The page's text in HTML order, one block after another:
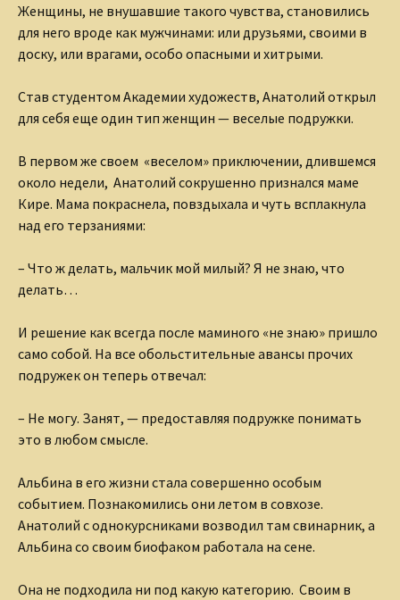
Женщины, не внушавшие такого чувства, становились
для него вроде как мужчинами: или друзьями, своими в
доску, или врагами, особо опасными и хитрыми.
Став студентом Академии художеств, Анатолий открыл
для себя еще один тип женщин — веселые подружки.
В первом же своем «веселом» приключении, длившемся
около недели, Анатолий сокрушенно признался маме
Кире. Мама покраснела, повздыхала и чуть всплакнула
над его терзаниями:
– Что ж делать, мальчик мой милый? Я не знаю, что
делать…
И решение как всегда после маминого «не знаю» пришло
само собой. На все обольстительные авансы прочих
подружек он теперь отвечал:
– Не могу. Занят, — предоставляя подружке понимать
это в любом смысле.
Альбина в его жизни стала совершенно особым
событием. Познакомились они летом в совхозе.
Анатолий с однокурсниками возводил там свинарник, а
Альбина со своим биофаком работала на сене.
Она не подходила ни под какую категорию. Своим в